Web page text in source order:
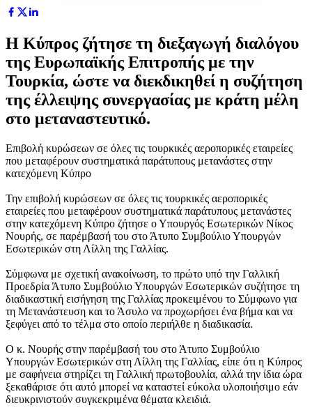
Η Κύπρος ζήτησε τη διεξαγωγή διαλόγου
της Ευρωπαϊκής Επιτροπής με την
Τουρκία, ώστε να διεκδικηθεί η συζήτηση
της έλλειψης συνεργασίας με κράτη μέλη
στο μεταναστευτικό.
Επιβολή κυρώσεων σε όλες τις τουρκικές αεροπορικές εταιρείες
που μεταφέρουν συστηματικά παράτυπους μετανάστες στην
κατεχόμενη Κύπρο
Την επιβολή κυρώσεων σε όλες τις τουρκικές αεροπορικές
εταιρείες που μεταφέρουν συστηματικά παράτυπους μετανάστες
στην κατεχόμενη Κύπρο ζήτησε ο Υπουργός Εσωτερικών Νίκος
Νουρής, σε παρέμβασή του στο Άτυπο Συμβούλιο Υπουργών
Εσωτερικών στη Λίλλη της Γαλλίας.
Σύμφωνα με σχετική ανακοίνωση, το πρώτο υπό την Γαλλική
Προεδρία Άτυπο Συμβούλιο Υπουργών Εσωτερικών συζήτησε τη
διαδικαστική εισήγηση της Γαλλίας προκειμένου το Σύμφωνο για
τη Μετανάστευση και το Άσυλο να προχωρήσει ένα βήμα και να
ξεφύγει από το τέλμα στο οποίο περιήλθε η διαδικασία.
Ο κ. Νουρής στην παρέμβασή του στο Άτυπο Συμβούλιο
Υπουργών Εσωτερικών στη Λίλλη της Γαλλίας, είπε ότι η Κύπρος
με σαφήνεια στηρίζει τη Γαλλική πρωτοβουλία, αλλά την ίδια ώρα
ξεκαθάρισε ότι αυτό μπορεί να καταστεί εύκολα υλοποιήσιμο εάν
διευκρινιστούν συγκεκριμένα θέματα κλειδιά.